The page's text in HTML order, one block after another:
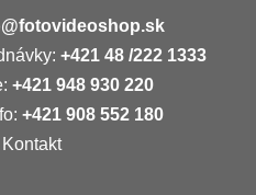
+421 48 /222 1333
+421 948 930 220
+421 908 552 180
Kontakt